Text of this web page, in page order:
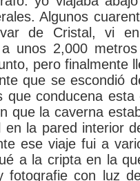
Algunos
de Cristal, vi
a unos 2,000
pero finalmente
que se escondió
que conducena
que la caverna
la pared interior
ese viaje fui a
a la cripta en la
fotografie con luz